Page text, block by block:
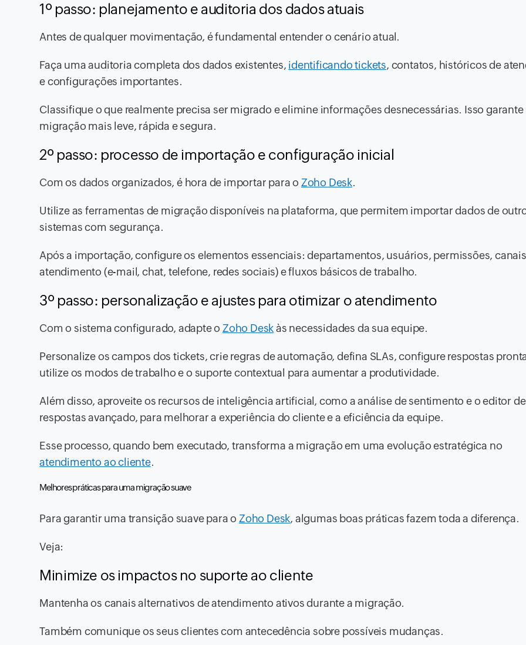
1º passo: planejamento e auditoria dos dados atuais
Antes de qualquer movimentação, é fundamental entender o cenário atual.
Faça uma auditoria completa dos dados existentes, identificando tickets, contatos, históricos de
e configurações importantes.
Classifique o que realmente precisa ser migrado e elimine informações desnecessárias. Isso garante
migração mais leve, rápida e segura.
2º passo: processo de importação e configuração inicial
Com os dados organizados, é hora de importar para o Zoho Desk.
Utilize as ferramentas de migração disponíveis na plataforma, que permitem importar dados de
sistemas com segurança.
Após a importação, configure os elementos essenciais: departamentos, usuários, permissões,
atendimento (e-mail, chat, telefone, redes sociais) e fluxos básicos de trabalho.
3º passo: personalização e ajustes para otimizar o atendimento
Com o sistema configurado, adapte o Zoho Deskàs necessidades da sua equipe.
Personalize os campos dos tickets, crie regras de automação, defina SLAs, configure respostas
utilize os modos de trabalho e o suporte contextual para aumentar a produtividade.
Além disso, aproveite os recursos de inteligência artificial, como a análise de sentimento e o editor de
respostas avançado, para melhorar a experiência do cliente e a eficiência da equipe.
Esse processo, quando bem executado, transforma a migração em uma evolução estratégica no
atendimento ao cliente.
Melhores práticas para uma migração suave
Para garantir uma transição suave para o Zoho Desk, algumas boas práticas fazem toda a diferença.
Veja:
Minimize os impactos no suporte ao cliente
Mantenha os canais alternativos de atendimento ativos durante a migração.
Também comunique os seus clientes com antecedência sobre possíveis mudanças.